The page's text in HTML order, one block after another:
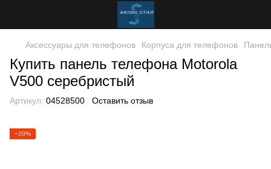
Аксессуары для телефонов Корпуса для телефонов
Купить панель телефона Motorola
V500 серебристый
Артикул: 04528500 Оставить отзыв
−20%